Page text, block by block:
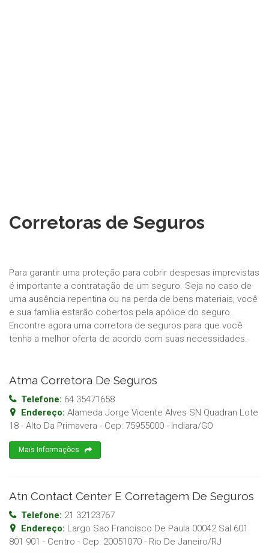
Corretoras de Seguros
Para garantir uma proteção para cobrir despesas imprevistas
é importante a contratação de um seguro. Seja no caso de
uma ausência repentina ou na perda de bens materiais, você
e sua família estarão cobertos pela apólice do seguro.
Encontre agora uma corretora de seguros para que você
tenha a melhor oferta de acordo com suas necessidades.
Atma Corretora De Seguros
Telefone: 64 35471658
Endereço: Alameda Jorge Vicente Alves SN Quadran Lote
18 - Alto Da Primavera - Cep: 75955000 - Indiara/GO
Mais Informações
Atn Contact Center E Corretagem De Seguros
Telefone: 21 32123767
Endereço: Largo Sao Francisco De Paula 00042 Sal 601
801 901 - Centro - Cep: 20051070 - Rio De Janeiro/RJ